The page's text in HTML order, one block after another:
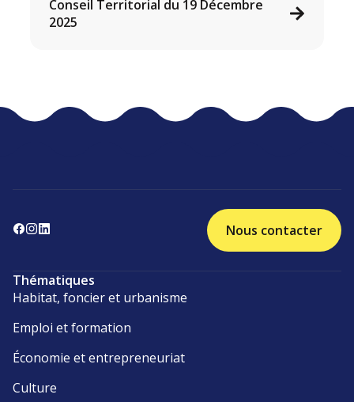
Conseil Territorial du 19 Décembre
2025
Nous contacter
Thématiques
Habitat, foncier et urbanisme
Emploi et formation
Économie et entrepreneuriat
Culture